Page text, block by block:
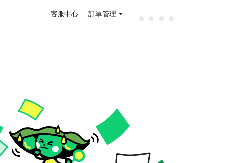
客服中心 訂單管理